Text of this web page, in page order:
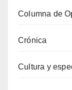
Columna de
Crónica
Cultura y